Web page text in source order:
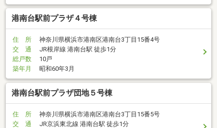
港南台駅前プラザ４号棟
住 所
神奈川県横浜市港南区港南台3丁目15番4号
交 通
JR根岸線 港南台駅 徒歩1分
総戸数
10戸
築年月
昭和60年3月
港南台駅前プラザ団地５号棟
住 所
神奈川県横浜市港南区港南台3丁目15番5号
交 通
JR京浜東北線 港南台駅 徒歩1分